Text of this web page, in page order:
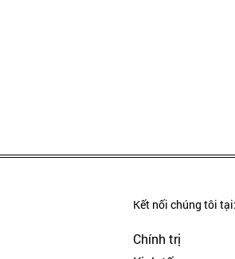
Kết nối chúng tôi tại:
Chính trị